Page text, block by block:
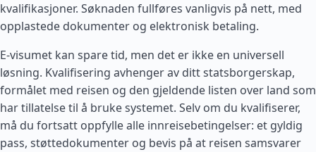
kvalifikasjoner. Søknaden fullføres vanligvis på nett, med
opplastede dokumenter og elektronisk betaling.
E-visumet kan spare tid, men det er ikke en universell
løsning. Kvalifisering avhenger av ditt statsborgerskap,
formålet med reisen og den gjeldende listen over land som
har tillatelse til å bruke systemet. Selv om du kvalifiserer,
må du fortsatt oppfylle alle innreisebetingelser: et gyldig
pass, støttedokumenter og bevis på at reisen samsvarer